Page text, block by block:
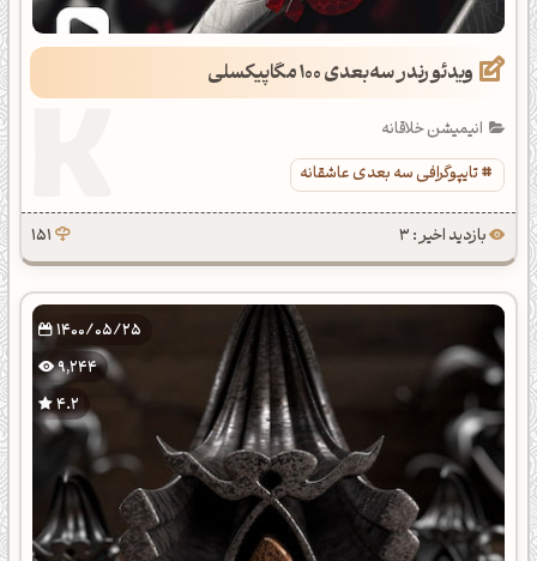
ویدئو رندر سه‌بعدی 100 مگاپیکسلی
انیمیشن خلاقانه
تایپوگرافی سه بعدی عاشقانه
بازدید اخیر : 3 151
1400/05/25
9,244
4.2